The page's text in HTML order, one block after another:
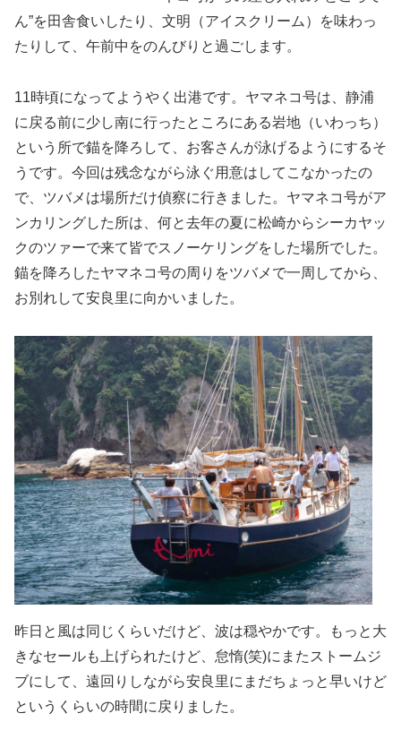
ん”を田舎食いしたり、文明（アイスクリーム）を味わっ
たりして、午前中をのんびりと過ごします。
11時頃になってようやく出港です。ヤマネコ号は、静浦
に戻る前に少し南に行ったところにある岩地（いわっち）
という所で錨を降ろして、お客さんが泳げるようにするそ
うです。今回は残念ながら泳ぐ用意はしてこなかったの
で、ツバメは場所だけ偵察に行きました。ヤマネコ号がア
ンカリングした所は、何と去年の夏に松崎からシーカヤッ
クのツァーで来て皆でスノーケリングをした場所でした。
錨を降ろしたヤマネコ号の周りをツバメで一周してから、
お別れして安良里に向かいました。
昨日と風は同じくらいだけど、波は穏やかです。もっと大
きなセールも上げられたけど、怠惰(笑)にまたストームジ
ブにして、遠回りしながら安良里にまだちょっと早いけど
というくらいの時間に戻りました。